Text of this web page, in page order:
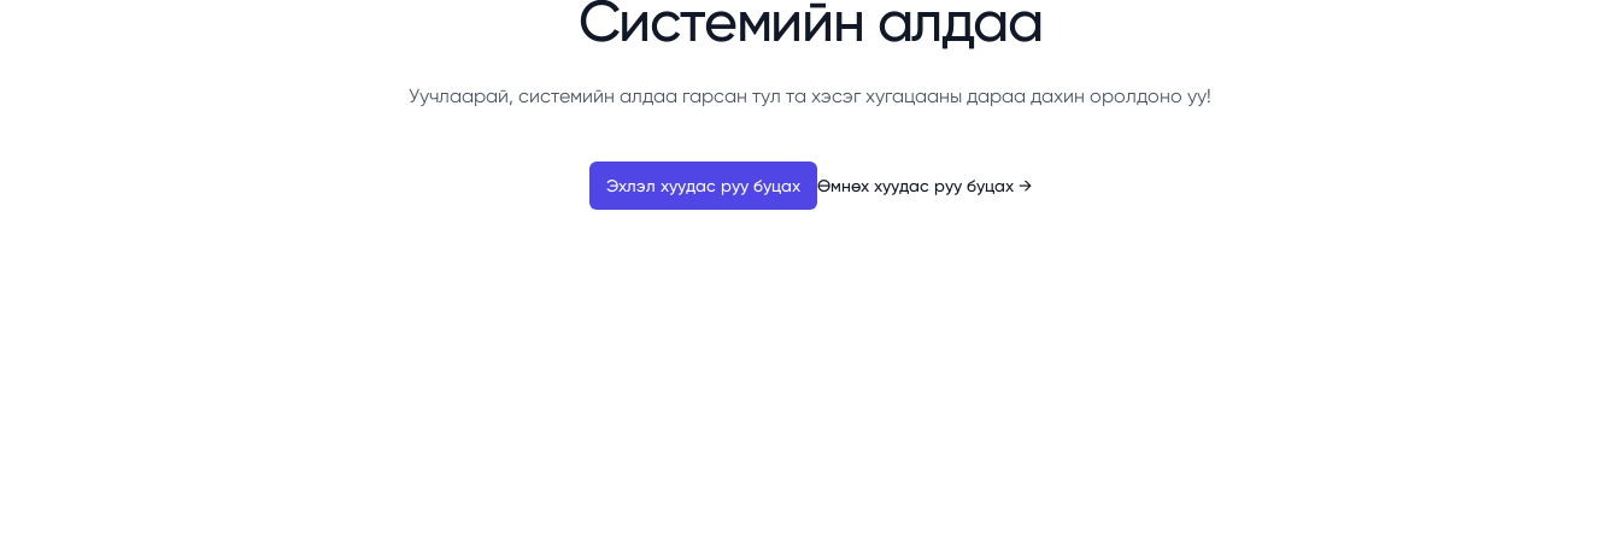
Системийн алдаа
Уучлаарай, системийн алдаа гарсан тул та хэсэг хугацааны дараа дахин оролдоно уу!
Эхлэл хуудас руу буцах Өмнөх хуудас руу буцах →